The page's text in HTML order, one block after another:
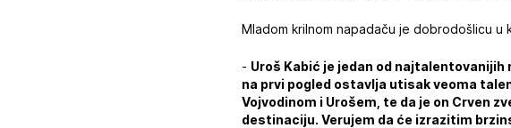
Mladom krilnom napadaču je dobrodošlicu
- Uroš Kabić je jedan od najtalentovanijih
na prvi pogled ostavlja utisak veoma
Vojvodinom i Urošem, te da je on Crven
destinaciju. Verujem da će izrazitim